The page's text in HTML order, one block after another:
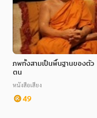
ภพทั้งสามเป็นพื้นฐานของตัว
ตน
หนังสือเสียง
49